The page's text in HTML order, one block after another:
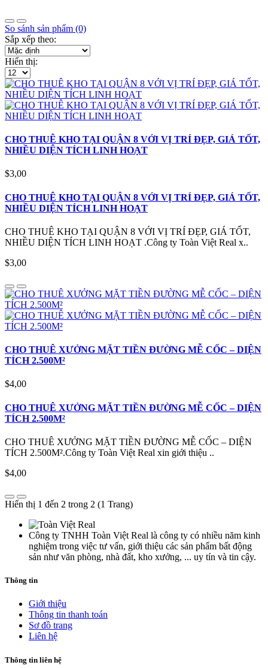
So sánh sản phẩm (0)
Sắp xếp theo:
Hiển thị:
CHO THUÊ KHO TẠI QUẬN 8 VỚI VỊ TRÍ ĐẸP, GIÁ TỐT,
NHIỀU DIỆN TÍCH LINH HOẠT
$3,00
CHO THUÊ KHO TẠI QUẬN 8 VỚI VỊ TRÍ ĐẸP, GIÁ TỐT,
NHIỀU DIỆN TÍCH LINH HOẠT
CHO THUÊ KHO TẠI QUẬN 8 VỚI VỊ TRÍ ĐẸP, GIÁ TỐT,
NHIỀU DIỆN TÍCH LINH HOẠT .Công ty Toàn Việt Real x..
$3,00
CHO THUÊ XƯỞNG MẶT TIỀN ĐƯỜNG MỄ CỐC – DIỆN
TÍCH 2.500M²
$4,00
CHO THUÊ XƯỞNG MẶT TIỀN ĐƯỜNG MỄ CỐC – DIỆN
TÍCH 2.500M²
CHO THUÊ XƯỞNG MẶT TIỀN ĐƯỜNG MỄ CỐC – DIỆN
TÍCH 2.500M².Công ty Toàn Việt Real xin giới thiệu ..
$4,00
Hiển thị 1 đến 2 trong 2 (1 Trang)
Công ty TNHH Toàn Việt Real là công ty có nhiều năm kinh
nghiệm trong việc tư vấn, giới thiệu các sản phẩm bất động
sản như văn phòng, nhà đất, kho xưởng, ... uy tín và tin cậy.
Thông tin
Giới thiệu
Thông tin thanh toán
Sơ đồ trang
Liên hệ
Thông tin liên hệ